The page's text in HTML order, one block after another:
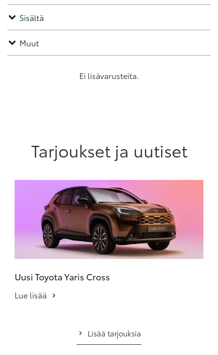
Sisältä
Muut
Ei lisävarusteita.
Tarjoukset ja uutiset
Uusi Toyota Yaris Cross
Lue lisää
Lisää tarjouksia